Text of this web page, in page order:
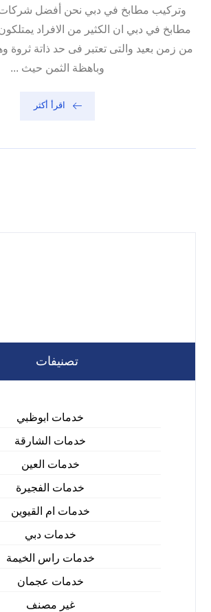
وتركيب مطابخ في دبي نحن أفضل
مطابخ في دبي ان الكثير من الافراد
من زمن بعيد والتى تعتبر فى حد ذاتة ثروة
وباهظة الثمن حيث ...
اقرأ أكثر
تصنيفات
خدمات ابوظبي
خدمات الشارقة
خدمات العين
خدمات الفجيرة
خدمات ام القيوين
خدمات دبي
خدمات راس الخيمة
خدمات عجمان
غير مصنف